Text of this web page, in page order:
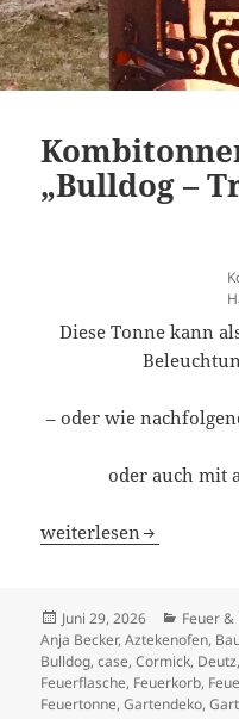
„Bulldog –
Diese Tonne kann
– oder wie
oder auch mit
Kombitonnen/
weiterlesen
Veröffentlicht
am
Juni 29, 2026 Feuer &
Anja Becker,Aztekenofen,
Bulldog,case,Cormick, Deutz,
Feuerflasche, Feuerkorb,
Feuertonne,Gartendeko,